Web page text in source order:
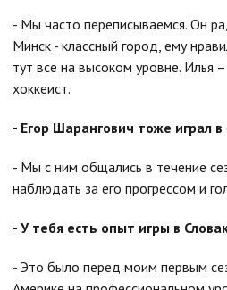
- Мы часто переписываемся. Он
Минск - классный город, ему
тут все на высоком уровне. Илья
хоккеист.
- Егор Шарангович тоже играл
- Мы с ним общались в течение
наблюдать за его прогрессом и
- У тебя есть опыт игры в
- Это было перед моим первым